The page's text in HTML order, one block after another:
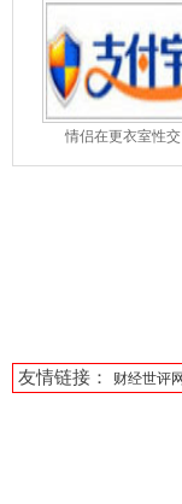
情侣在更衣室性交
友情链接： 财经世评网